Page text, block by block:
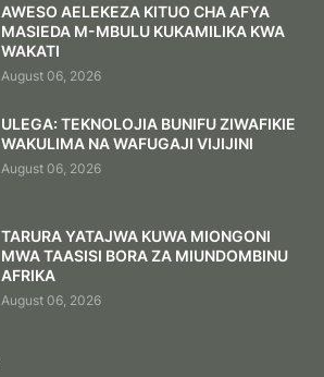
AWESO AELEKEZA KITUO CHA AFYA
MASIEDA M-MBULU KUKAMILIKA KWA
WAKATI
August 06, 2026
ULEGA: TEKNOLOJIA BUNIFU ZIWAFIKIE
WAKULIMA NA WAFUGAJI VIJIJINI
August 06, 2026
TARURA YATAJWA KUWA MIONGONI
MWA TAASISI BORA ZA MIUNDOMBINU
AFRIKA
August 06, 2026